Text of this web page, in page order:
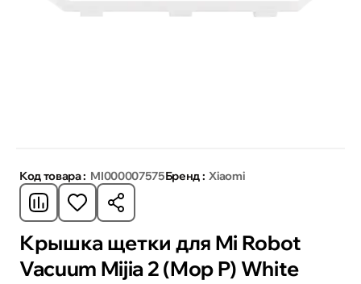
Код товара : MI000007575Бренд : Xiaomi
Крышка щетки для Mi Robot
Vacuum Mijia 2 (Mop P) White